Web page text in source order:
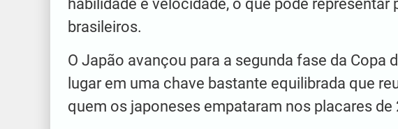
habilidade e velocidade, o que pode
brasileiros.
O Japão avançou para a segunda fase da Copa
lugar em uma chave bastante equilibrada que
quem os japoneses empataram nos placares de